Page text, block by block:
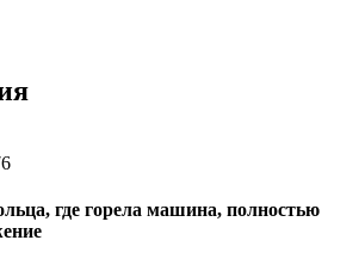
где горела машина, полностью